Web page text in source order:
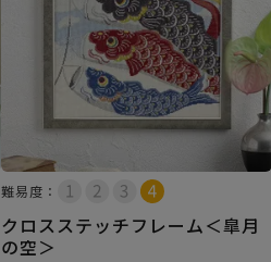
難易度：
クロスステッチフレーム＜皐月
の空＞